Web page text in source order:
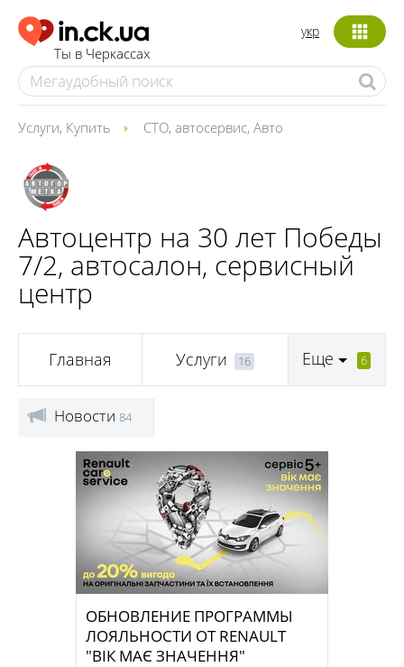
Ты в Черкассах
укр
Услуги, Купить СТО, автосервис, Авто
Автоцентр на 30 лет Победы
7/2, автосалон, сервисный
центр
Главная Услуги 16 Еще 6
Новости 84
ОБНОВЛЕНИЕ ПРОГРАММЫ
ЛОЯЛЬНОСТИ ОТ RENAULT
"ВІК МАЄ ЗНАЧЕННЯ"